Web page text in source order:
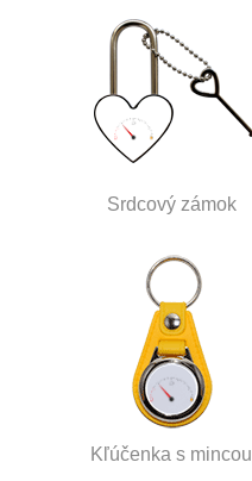
Srdcový zámok
Kľúčenka s mincou